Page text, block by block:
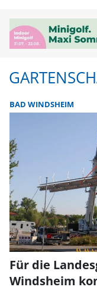
BAD WINDSHEIM
Für die
Windsheim